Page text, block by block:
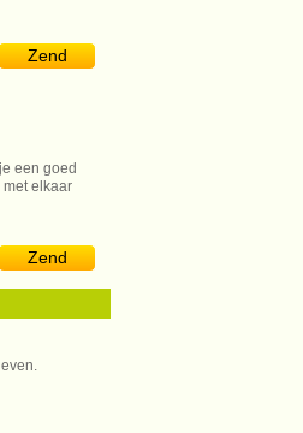
Zend
een goed
elkaar
Zend